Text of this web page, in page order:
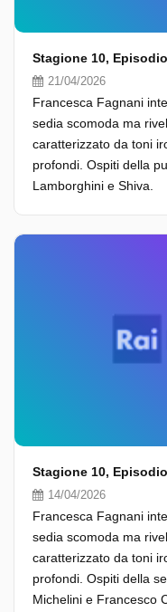
Stagione 10,
21/04/2026
Francesca Fagnani
sedia scomoda ma
caratterizzato da toni
profondi. Ospiti della
Lamborghini e Shiva.
Stagione 10,
14/04/2026
Francesca Fagnani
sedia scomoda ma
caratterizzato da toni
profondi. Ospiti della
Michelini e Francesco